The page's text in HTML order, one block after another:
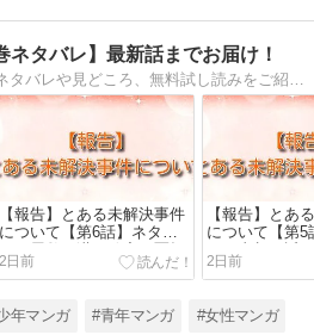
ネタバレ】最新話までお届け！
【報告】とある未解決事件
について【第6話】ネタバ
レ：屋敷に潜む秘密と栗栖
怜の衝撃の推理
2日前
【報告】とあ
について【第5
レ：真相へ近
と注目ポイント
2日前
年マンガ #青年マンガ #女性マンガ